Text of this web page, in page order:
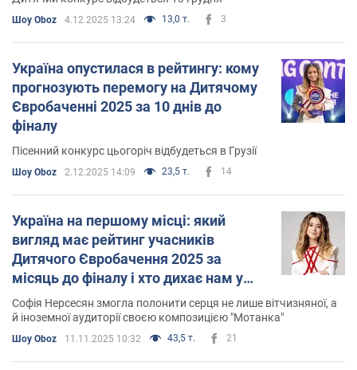
Шоу Oboz 4.12.2025 13:24 13,0 т. 3
Україна опустилася в рейтингу: кому
прогнозують перемогу на Дитячому
Євробаченні 2025 за 10 днів до
фіналу
Пісенний конкурс цьогоріч відбудеться в Грузії
Шоу Oboz 2.12.2025 14:09 23,5 т. 14
Україна на першому місці: який
вигляд має рейтинг учасників
Дитячого Євробачення 2025 за
місяць до фіналу і хто дихає нам у
спину
Софія Нерсесян змогла полонити серця не лише вітчизняної, а
й іноземної аудиторії своєю композицією "Мотанка"
Шоу Oboz 11.11.2025 10:32 43,5 т. 21